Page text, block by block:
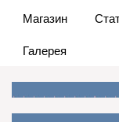
Магазин
Галерея